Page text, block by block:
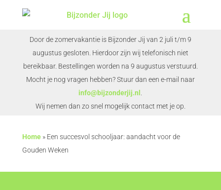
Door de zomervakantie is Bijzonder Jij van 2 juli t/m 9
augustus gesloten. Hierdoor zijn wij telefonisch niet
bereikbaar. Bestellingen worden na 9 augustus verstuurd.
Mocht je nog vragen hebben? Stuur dan een e-mail naar
info@bijzonderjij.nl
Wij nemen dan zo snel mogelijk contact met je op.
Home» Een succesvol schooljaar: aandacht voor de
Gouden Weken